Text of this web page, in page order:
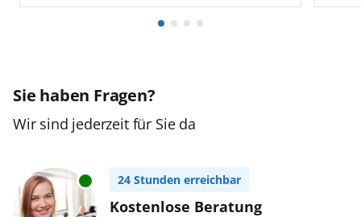
Sie haben Fragen?
Wir sind jederzeit für Sie da
24 Stunden erreichbar
Kostenlose Beratung